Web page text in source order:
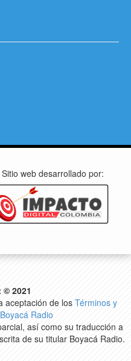
Sitio web desarrollado por:
2021
aceptación de los Términos y
Radio
así como su traducción a
de su titular Boyacá Radio.